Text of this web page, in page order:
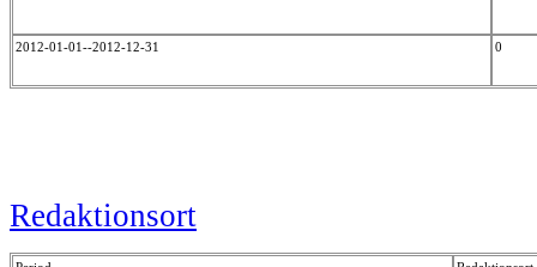
2012-01-01--2012-12-31 0
Redaktionsort